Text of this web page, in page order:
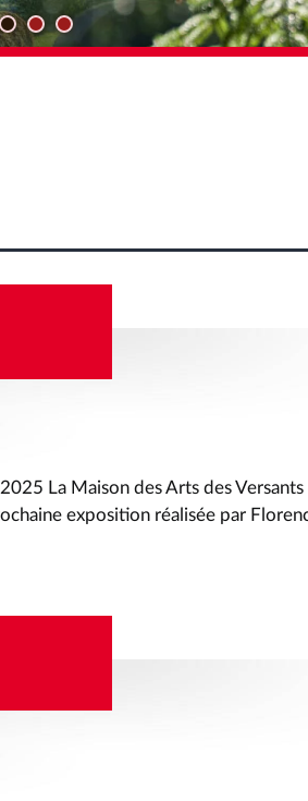
SI
La Maison des Arts des Versants
exposition réalisée par